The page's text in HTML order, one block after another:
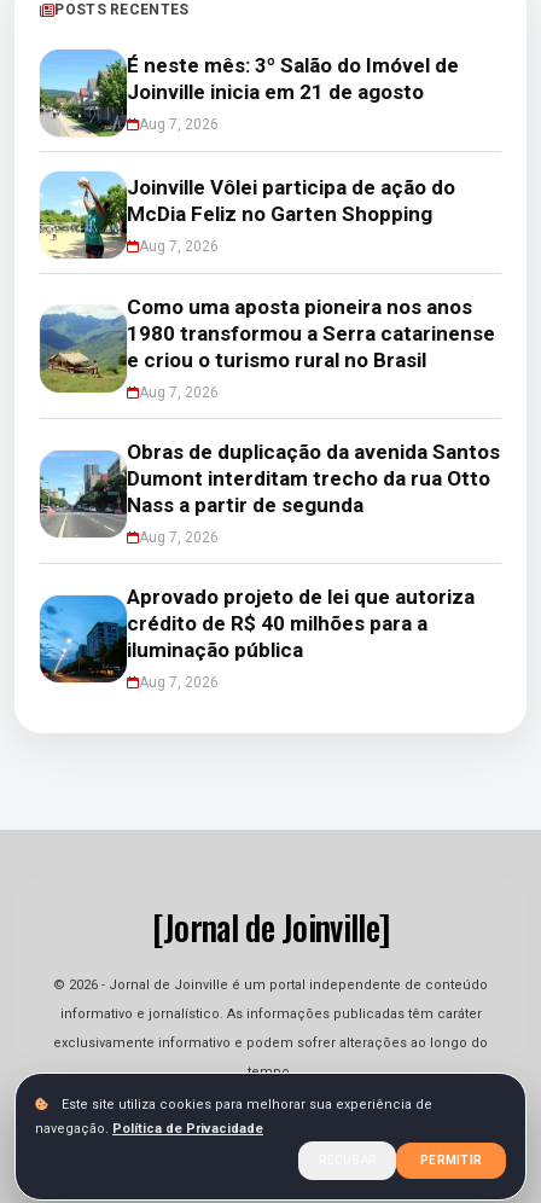
POSTS RECENTES
É neste mês: 3º Salão do Imóvel de
Joinville inicia em 21 de agosto
Aug 7, 2026
Joinville Vôlei participa de ação do
McDia Feliz no Garten Shopping
Aug 7, 2026
Como uma aposta pioneira nos anos
1980 transformou a Serra catarinense
e criou o turismo rural no Brasil
Aug 7, 2026
Obras de duplicação da avenida Santos
Dumont interditam trecho da rua Otto
Nass a partir de segunda
Aug 7, 2026
Aprovado projeto de lei que autoriza
crédito de R$ 40 milhões para a
iluminação pública
Aug 7, 2026
[Jornal de Joinville]
© 2026 - Jornal de Joinville é um portal independente de conteúdo
informativo e jornalístico. As informações publicadas têm caráter
exclusivamente informativo e podem sofrer alterações ao longo do
tempo.
Quem Somos Contato
Este site utiliza cookies para melhorar sua experiência de
navegação. Política de Privacidade
PERMITIR